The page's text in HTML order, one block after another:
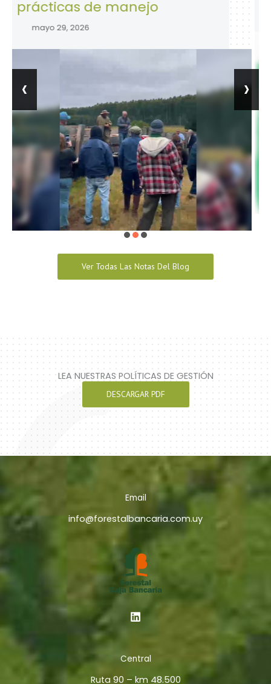
de manejo
29, 2026
abril 28,
‹ ›
Ver Todas Las Notas Del Blog
LEA NUESTRAS POLÍTICAS DE GESTIÓN
DESCARGAR PDF
Email
info@forestalbancaria.com.uy
Central
Ruta 90 – km 48.500